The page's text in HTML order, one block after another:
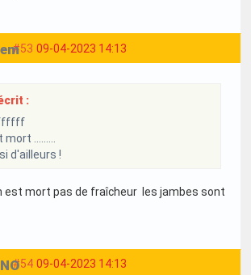
#53 09-04-2023 14:13
:
.........
d'ailleurs !
est mort pas de fraîcheur les jambes sont
#54 09-04-2023 14:13